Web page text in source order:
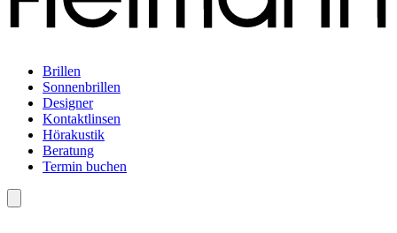
Brillen
Sonnenbrillen
Designer
Kontaktlinsen
Hörakustik
Beratung
Termin buchen